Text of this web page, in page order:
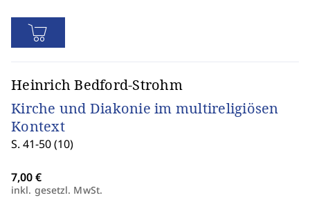
Heinrich Bedford-Strohm
Kirche und Diakonie im multireligiösen
Kontext
S. 41-50 (10)
inkl. gesetzl. MwSt.